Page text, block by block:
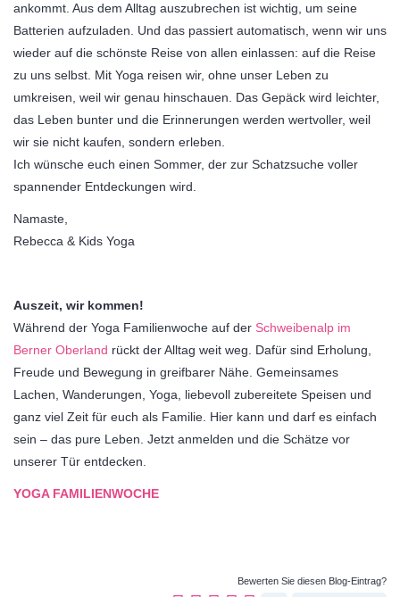
ankommt. Aus dem Alltag auszubrechen ist wichtig, um seine
Batterien aufzuladen. Und das passiert automatisch, wenn wir uns
wieder auf die schönste Reise von allen einlassen: auf die Reise
zu uns selbst. Mit Yoga reisen wir, ohne unser Leben zu
umkreisen, weil wir genau hinschauen. Das Gepäck wird leichter,
das Leben bunter und die Erinnerungen werden wertvoller, weil
wir sie nicht kaufen, sondern erleben.
Ich wünsche euch einen Sommer, der zur Schatzsuche voller
spannender Entdeckungen wird.
Namaste,
Rebecca & Kids Yoga
Auszeit, wir kommen!
Während der Yoga Familienwoche auf der Schweibenalp im
Berner Oberland rückt der Alltag weit weg. Dafür sind Erholung,
Freude und Bewegung in greifbarer Nähe. Gemeinsames
Lachen, Wanderungen, Yoga, liebevoll zubereitete Speisen und
ganz viel Zeit für euch als Familie. Hier kann und darf es einfach
sein – das pure Leben. Jetzt anmelden und die Schätze vor
unserer Tür entdecken.
YOGA FAMILIENWOCHE
Bewerten Sie diesen Blog-Eintrag?